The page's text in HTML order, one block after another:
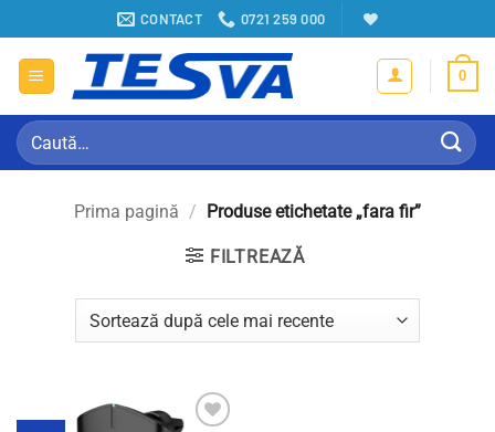
la
conținut
CONTACT 0721 259 000
0
Caută
după:
Prima pagină / Produse etichetate „fara fir”
FILTREAZĂ